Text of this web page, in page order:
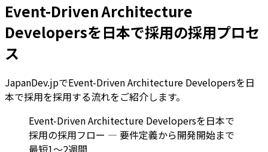
Event-Driven Architecture
Developersを日本で採用の採用プロセ
ス
JapanDev.jpでEvent-Driven Architecture Developersを日
本で採用を採用する流れをご紹介します。
Event-Driven Architecture Developersを日本で
採用の採用フロー — 要件定義から開発開始まで